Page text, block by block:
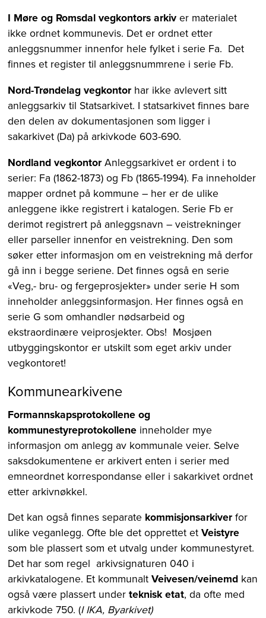
I Møre og Romsdal vegkontors arkiv er materialet
ikke ordnet kommunevis. Det er ordnet etter
anleggsnummer innenfor hele fylket i serie Fa. Det
finnes et register til anleggsnummrene i serie Fb.
Nord-Trøndelag vegkontor har ikke avlevert sitt
anleggsarkiv til Statsarkivet. I statsarkivet finnes bare
den delen av dokumentasjonen som ligger i
sakarkivet (Da) på arkivkode 603-690.
Nordland vegkontorAnleggsarkivet er ordent i to
serier: Fa (1862-1873) og Fb (1865-1994). Fa inneholder
mapper ordnet på kommune – her er de ulike
anleggene ikke registrert i katalogen. Serie Fb er
derimot registrert på anleggsnavn – veistrekninger
eller parseller innenfor en veistrekning. Den som
søker etter informasjon om en veistrekning må derfor
gå inn i begge seriene. Det finnes også en serie
«Veg,- bru- og fergeprosjekter» under serie H som
inneholder anleggsinformasjon. Her finnes også en
serie G som omhandler nødsarbeid og
ekstraordinære veiprosjekter. Obs! Mosjøen
utbyggingskontor er utskilt som eget arkiv under
vegkontoret!
Kommunearkivene
Formannskapsprotokollene og
kommunestyreprotokollene inneholder mye
informasjon om anlegg av kommunale veier. Selve
saksdokumentene er arkivert enten i serier med
emneordnet korrespondanse eller i sakarkivet ordnet
etter arkivnøkkel.
Det kan også finnes separate kommisjonsarkiverfor
ulike veganlegg. Ofte ble det opprettet etVeistyre
som ble plassert som et utvalg under kommunestyret.
Det har som regel arkivsignaturen 040 i
arkivkatalogene. Et kommunaltVeivesen/veinemd kan
også være plassert underteknisk etat, da ofte med
arkivkode 750. (I IKA, Byarkivet)